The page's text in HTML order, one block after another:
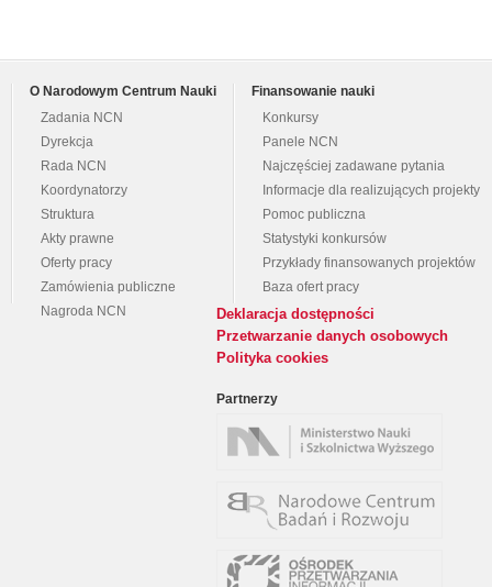
O Narodowym Centrum Nauki
Zadania NCN
Dyrekcja
Rada NCN
Koordynatorzy
Struktura
Akty prawne
Oferty pracy
Zamówienia publiczne
Nagroda NCN
Finansowanie nauki
Konkursy
Panele NCN
Najczęściej zadawane pytania
Informacje dla realizujących projekty
Pomoc publiczna
Statystyki konkursów
Przykłady finansowanych projektów
Baza ofert pracy
Deklaracja dostępności
Przetwarzanie danych osobowych
Polityka cookies
Partnerzy